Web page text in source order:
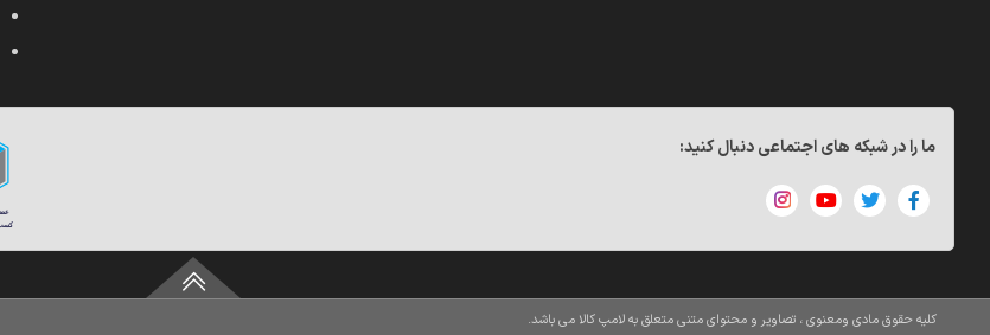
ما را در شبکه های اجتماعی دنبال کنید:
کلیه حقوق مادی ومعنوی ، تصاویر و محتوای متنی متعلق به لامپ کالا می باشد.